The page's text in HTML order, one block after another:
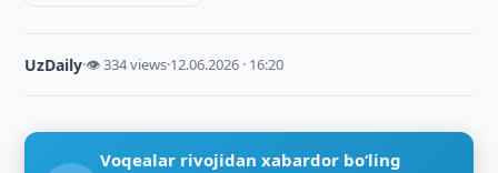
UzDaily·👁 334 views·12.06.2026 · 16:20
Voqealar rivojidan xabardor bo‘ling